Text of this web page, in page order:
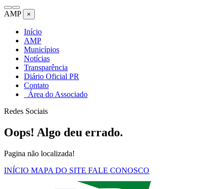
AMP ×
Início
AMP
Municípios
Notícias
Transparência
Diário Oficial PR
Contato
Área do Associado
Redes Sociais
Oops! Algo deu errado.
Pagina não localizada!
INÍCIO MAPA DO SITE FALE CONOSCO